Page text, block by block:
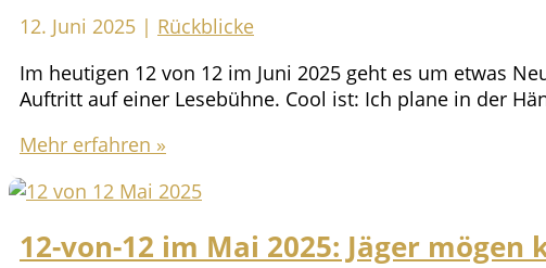
Hurra,
Kultur-
Café
12. Juni 2025 | Rückblicke
Im heutigen 12 von 12 im Juni 2025 geht es um etwas
Auftritt auf einer Lesebühne. Cool ist: Ich plane in der
12
12
Juni
Mehr erfahren »
12-von-12 im Mai 2025: Jäger mögen